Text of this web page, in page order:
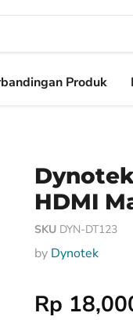
Produk
HDMI
SKU DYN-DT123
by Dynotek
Harga Special
Rp